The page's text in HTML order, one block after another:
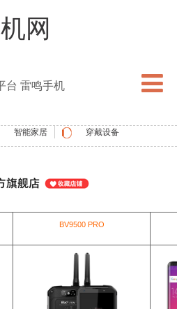
网
台 雷鸣手机
智能家居 穿戴设备
vernee
BV9500 PRO